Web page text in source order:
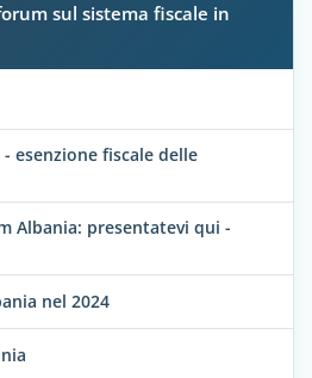
sul sistema fiscale in
esenzione fiscale delle
Albania: presentatevi qui -
nel 2024